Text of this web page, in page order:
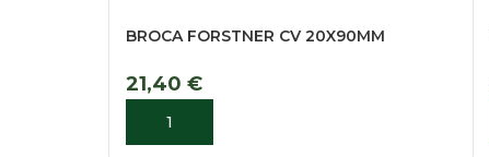
BROCA FORSTNER CV 20X90MM
21,40 €
ADICIONAR